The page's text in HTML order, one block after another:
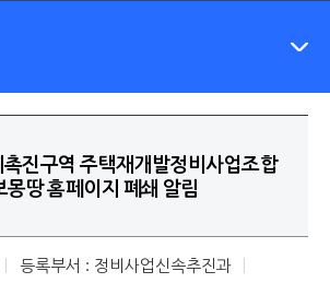
진구역 주택재개발정비사업조합
몽땅 홈페이지 폐쇄 알림
등록부서 : 정비사업신속추진과